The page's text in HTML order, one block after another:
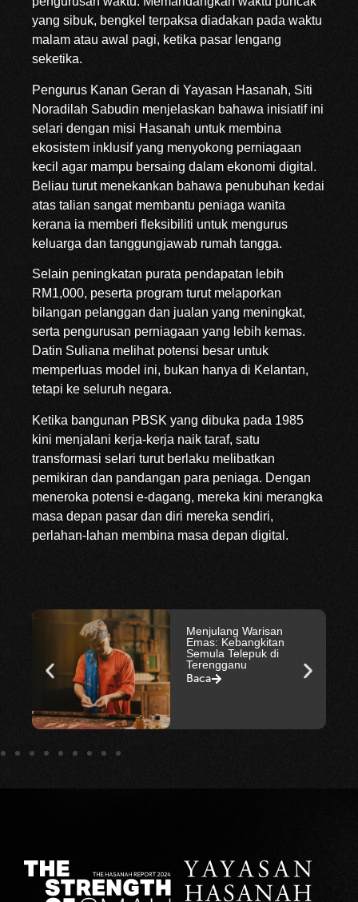
yang sibuk, bengkel terpaksa diadakan pada waktu
malam atau awal pagi, ketika pasar lengang
seketika.
Pengurus Kanan Geran di Yayasan Hasanah, Siti
Noradilah Sabudin menjelaskan bahawa inisiatif ini
selari dengan misi Hasanah untuk membina
ekosistem inklusif yang menyokong perniagaan
kecil agar mampu bersaing dalam ekonomi digital.
Beliau turut menekankan bahawa penubuhan kedai
atas talian sangat membantu peniaga wanita
kerana ia memberi fleksibiliti untuk mengurus
keluarga dan tanggungjawab rumah tangga.
Selain peningkatan purata pendapatan lebih
RM1,000, peserta program turut melaporkan
bilangan pelanggan dan jualan yang meningkat,
serta pengurusan perniagaan yang lebih kemas.
Datin Suliana melihat potensi besar untuk
memperluas model ini, bukan hanya di Kelantan,
tetapi ke seluruh negara.
Ketika bangunan PBSK yang dibuka pada 1985
kini menjalani kerja-kerja naik taraf, satu
transformasi selari turut berlaku melibatkan
pemikiran dan pandangan para peniaga. Dengan
meneroka potensi e-dagang, mereka kini merangka
masa depan pasar dan diri mereka sendiri,
perlahan-lahan membina masa depan digital.
Menjulang Warisan
Emas: Kebangkitan
Semula Telepuk di
Terengganu
Baca